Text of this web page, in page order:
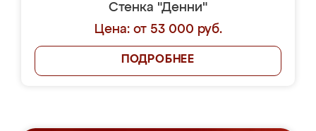
Стенка "Денни"
Цена: от 53 000 руб.
ПОДРОБНЕЕ